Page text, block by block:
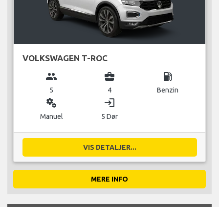
VOLKSWAGEN T-ROC
group
5
business_center
4
local_gas_station
Benzin
miscellaneous_services
Manuel
login
5 Dør
VIS DETALJER...
MERE INFO